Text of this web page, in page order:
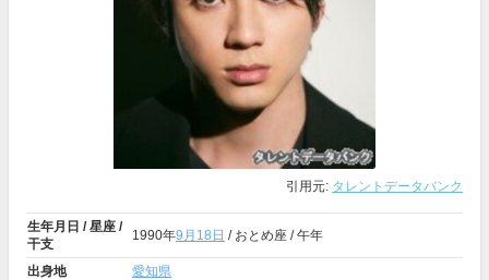
引用元: タレントデータバンク
生年月日 / 星座 /
干支
1990年9月18日 / おとめ座 / 午年
出身地 愛知県